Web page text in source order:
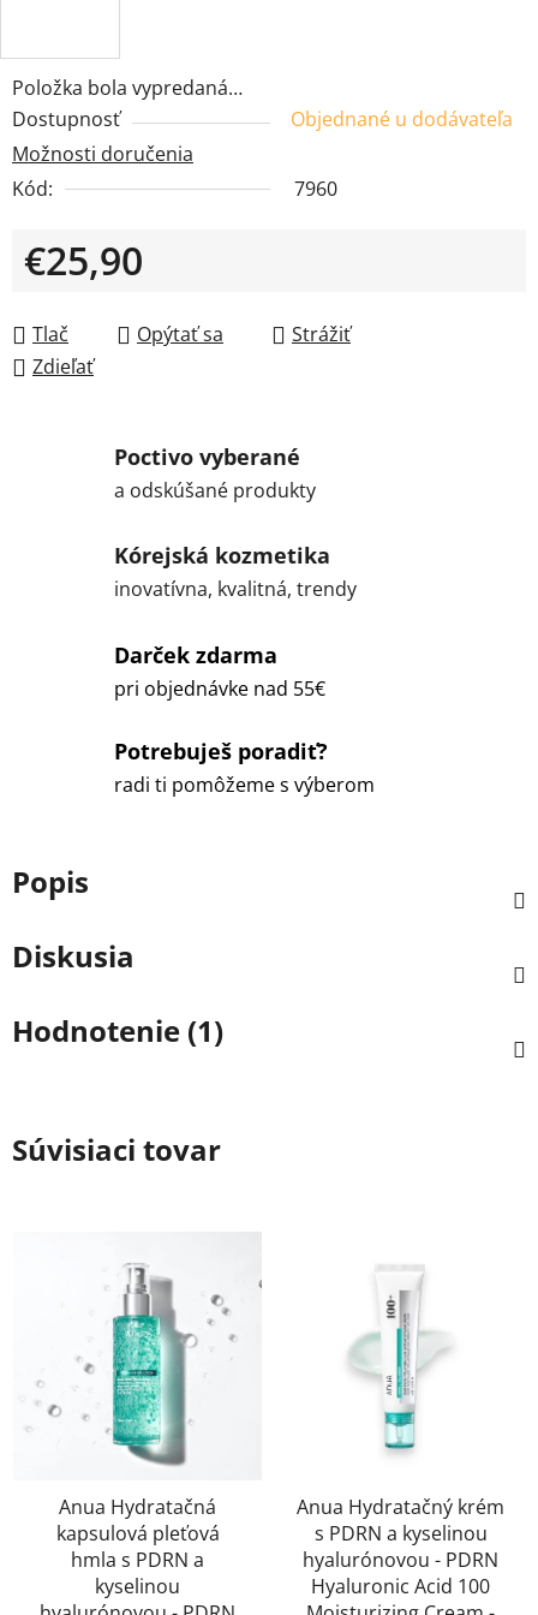
Položka bola vypredaná…
Dostupnosť
Objednané u dodávateľa
Možnosti doručenia
Kód:
7960
€25,90
Tlač
Opýtať sa
Strážiť
Zdieľať
Poctivo vyberané
a odskúšané produkty
Kórejská kozmetika
inovatívna, kvalitná, trendy
Darček zdarma
pri objednávke nad 55€
Potrebuješ poradiť?
radi ti pomôžeme s výberom
Popis
Diskusia
Hodnotenie (1)
Súvisiaci tovar
Anua Hydratačná
kapsulová pleťová
hmla s PDRN a
kyselinou
Anua Hydratačný krém
s PDRN a kyselinou
hyalurónovou - PDRN
Hyaluronic Acid 100